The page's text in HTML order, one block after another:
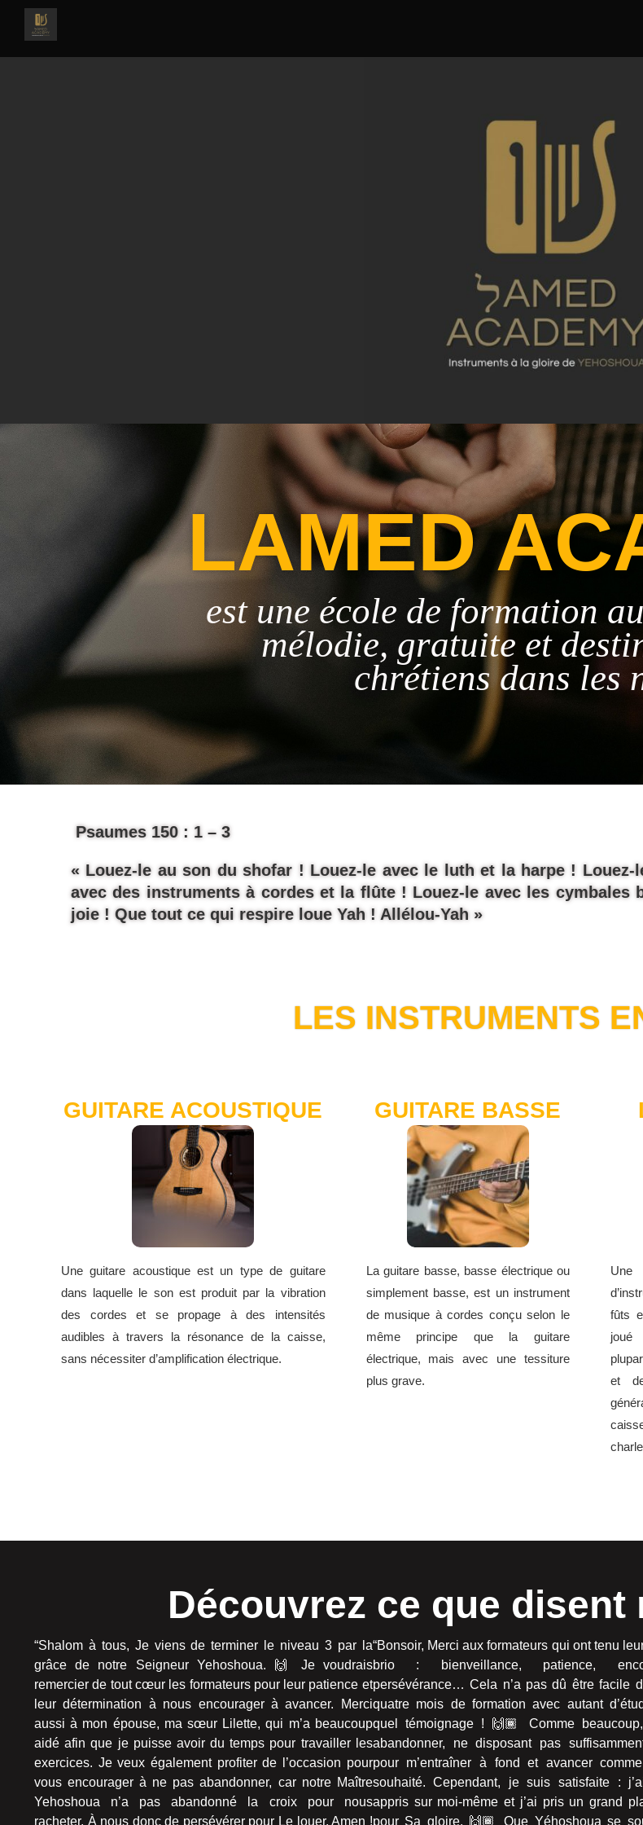
LAMED
est une école de formation
mélodie, gratuite et
chrétiens dans les
Psaumes 150 : 1 – 3
« Louez-le au son du shofar ! Louez-le avec le luth et la harpe ! Louez-
avec des instruments à cordes et la flûte ! Louez-le avec les cymbales
joie ! Que tout ce qui respire loue Yah ! Allélou-Yah »
LES INSTRUMENTS
GUITARE ACOUSTIQUE
Une guitare acoustique est un type de guitare
dans laquelle le son est produit par la vibration
des cordes et se propage à des intensités
audibles à travers la résonance de la caisse,
sans nécessiter d’amplification électrique.
GUITARE BASSE
La guitare basse, basse électrique ou
simplement basse, est un instrument
de musique à cordes conçu selon le
même principe que la guitare
électrique, mais avec une tessiture
plus grave.
Une
fûts
joué
et
Découvrez ce que disent
“Shalom à tous, Je viens de terminer le niveau 3 par la
grâce de notre Seigneur Yehoshoua. 🙌 Je voudrais
remercier de tout cœur les formateurs pour leur patience et
leur détermination à nous encourager à avancer. Merci
aussi à mon épouse, ma sœur Lilette, qui m’a beaucoup
aidé afin que je puisse avoir du temps pour travailler les
exercices. Je veux également profiter de l’occasion pour
vous encourager à ne pas abandonner, car notre Maître
Yehoshoua n’a pas abandonné la croix pour nous
racheter. À nous donc de persévérer pour Le louer. Amen !
“Bonsoir, Merci aux formateurs qui ont tenu
brio : bienveillance, patience,
persévérance… Cela n’a pas dû être facile
quatre mois de formation avec autant
quel témoignage ! 🙌🏾 Comme
abandonner, ne disposant pas
pour m’entraîner à fond et avancer
souhaité. Cependant, je suis satisfaite :
appris sur moi-même et j’ai pris un grand
pour Sa gloire. 🙌🏾 Que Yéhoshoua se